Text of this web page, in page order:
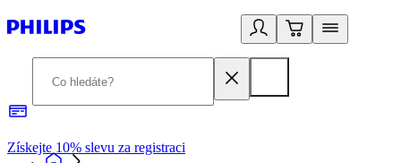
Získejte 10% slevu za registraci